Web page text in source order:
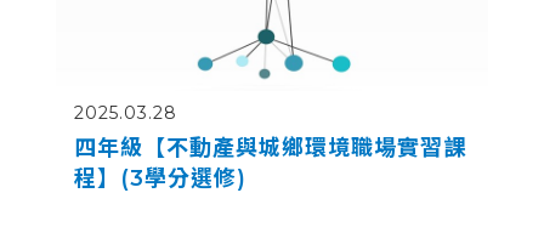
2025.03.28
四年級【不動產與城鄉環境職場實習課
程】(3學分選修)